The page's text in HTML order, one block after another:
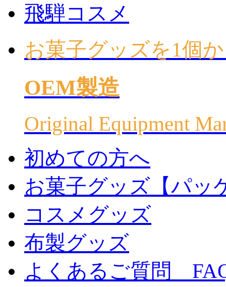
飛騨コスメ
お菓子グッズを1個
OEM製造
Original Equipment
初めての方へ
お菓子グッズ【パッ
コスメグッズ
布製グッズ
よくあるご質問